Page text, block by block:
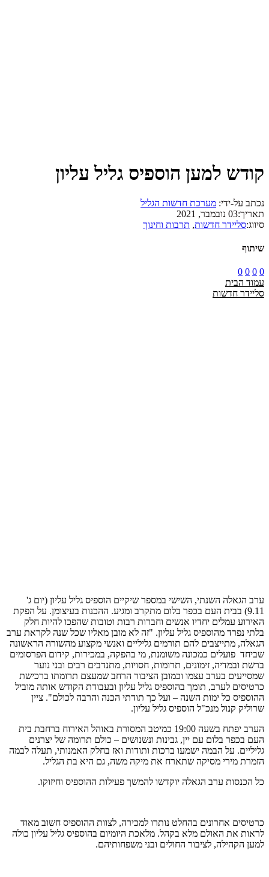
קודש למען הוספיס גליל עליון
נכתב על-ידי: מערכת חדשות הגליל
תאריך:03 נובמבר, 2021
סיווג:סליידר חדשות, תרבות וחינוך
שיתוף
0
0
0
0
עמוד הבית
סליידר חדשות
ערב הגאלה השנתי, השישי במספר שיקיים הוספיס גליל עליון (יום ג'
9.11) בבית העם בכפר בלום מתקרב ומגיע. ההכנות בעיצומן. על הפקת
האירוע עמלים יחדיו אנשים וחברות רבות וטובות שהפכו להיות חלק
בלתי נפרד מהוספיס גליל עליון. "זה לא מובן מאליו שכל שנה לקראת ערב
הגאלה, מתייצבים להם תורמים גליליים ואנשי מקצוע מהשורה הראשונה
שביחד פועלים כמכונה משומנת, מי בהפקה, במכירות, קידום הפרסומים
ברשת ובמדיה, זימונים, תרומות, חסויות, מתנדבים רבים ובני נוער
שמסייעים בערב עצמו וכמובן הציבור הרחב שמעצם תרומתו ברכישת
כרטיסים לערב, תומך בהוספיס גליל עליון ובעבודת הקודש אותה מוביל
ההוספיס כל ימות השנה – ועל כך תודתי הכנה והרבה לכולם". ציין
שרוליק קנול מנכ"ל הוספיס גליל עליון.
הערב יפתח בשעה 19:00 כמיטב המסורת באוהל האירוח ברחבת בית
העם בכפר בלום עם יין, גבינות ונשנושים – כולם תרומה של יצרנים
גליליים. על הבמה ישמעו ברכות ותודות ואז בחלק האמנותי, תעלה לבמה
הזמרת מירי מסיקה שתארח את מיקה משה, גם היא בת הגליל.
כל הכנסות ערב הגאלה יוקדשו להמשך פעילות ההוספיס וחיזוקו.
כרטיסים אחרונים בהחלט נותרו למכירה, לצוות ההוספיס חשוב מאוד
לראות את האולם מלא בקהל. מלאכת היומיום בהוספיס גליל עליון כולה
למען הקהילה, לציבור החולים ובני משפחותיהם.